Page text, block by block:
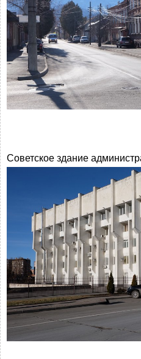
Советское здание